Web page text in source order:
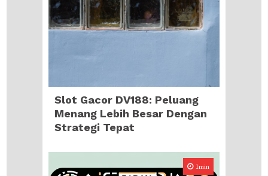
Slot Gacor DV188: Peluang
Menang Lebih Besar Dengan
Strategi Tepat
1min